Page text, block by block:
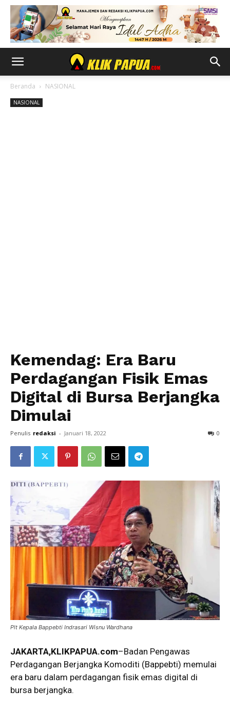
Beranda NASIONAL
NASIONAL
Kemendag: Era Baru
Perdagangan Fisik Emas
Digital di Bursa Berjangka
Dimulai
Penulis redaksi - Januari 18, 2022 0
Plt Kepala Bappebti Indrasari Wisnu Wardhana
JAKARTA,KLIKPAPUA.com–Badan Pengawas
Perdagangan Berjangka Komoditi (Bappebti) memulai
era baru dalam perdagangan fisik emas digital di
bursa berjangka.